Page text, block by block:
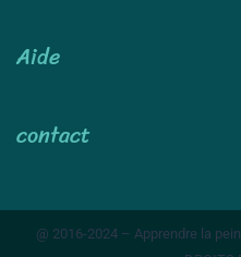
Aide
contact
@ 2016-2024 – Apprendre la